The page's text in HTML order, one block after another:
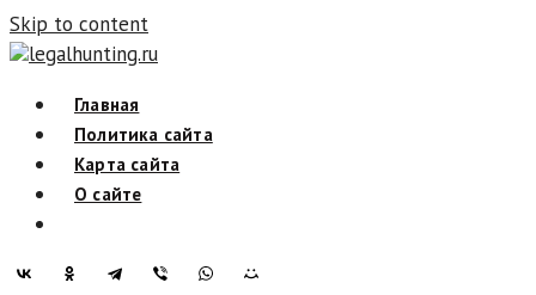
Skip to content
legalhunting.ru
Главная
Политика сайта
Карта сайта
О сайте